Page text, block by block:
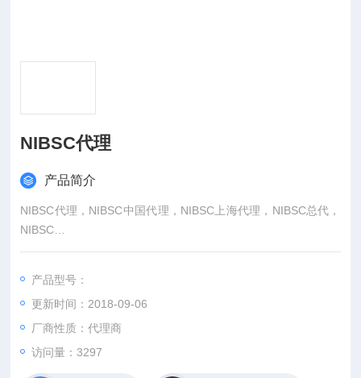
NIBSC代理
产品简介
NIBSC代理，NIBSC中国代理，NIBSC上海代理，NIBSC总代，
NIBSC
NIBSC专业代理-深圳欣生源生物科技有限公司，具体产品信息欢
产品型号：
更新时间：2018-09-06
厂商性质：代理商
访问量：3297